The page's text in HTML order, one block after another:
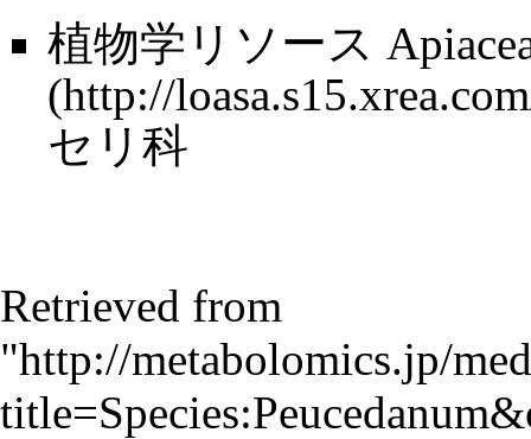
植物学リソース
セリ科
Retrieved from
"http://metabolomics.jp/